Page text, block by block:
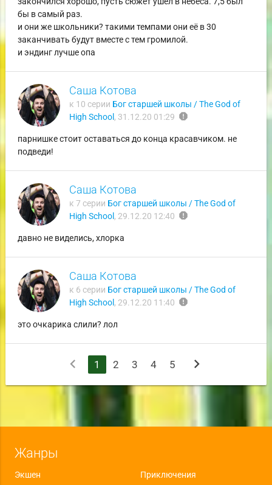
бы в самый раз.
и они же школьники? такими темпами они её в 30
заканчивать будут вместе с тем громилой.
и эндинг лучше опа
Саша Котова
к 10 серии Бог старшей школы / The God of
High School , 31.12.20 01:29 report
парнишке стоит оставаться до конца красавчиком. не
подведи!
Саша Котова
к 7 серии Бог старшей школы / The God of
High School , 29.12.20 12:40 report
давно не виделись, хлорка
Саша Котова
к 6 серии Бог старшей школы / The God of
High School , 29.12.20 11:40 report
это очкарика слили? лол
chevron_left 1 2 3 4 5 chevron_right
Жанры
Экшен
Приключения